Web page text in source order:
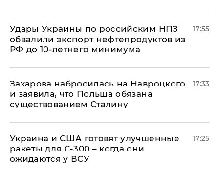
Удары Украины по российским НПЗ
обвалили экспорт нефтепродуктов из
РФ до 10-летнего минимума
17:55
​Захарова набросилась на Навроцкого
и заявила, что Польша обязана
существованием Сталину
17:33
Украина и США готовят улучшенные
ракеты для С-300 – когда они
ожидаются у ВСУ
17:25